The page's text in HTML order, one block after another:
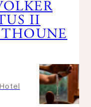
II
THOUNE